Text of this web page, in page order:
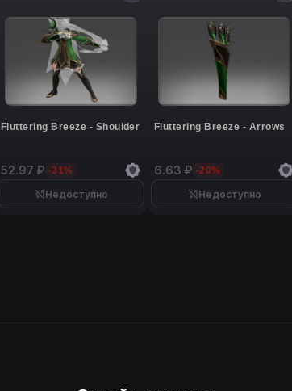
Fluttering Breeze - Shoulder
52.97 ₽ -31%
Недоступно
Fluttering Breeze - Arrows
6.63 ₽ -20%
Недоступно